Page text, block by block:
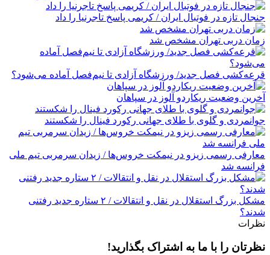
جنجال تازه در فوتبال ایران / کریمی پاسخ تاجرنیا را داد
زمان دربی تهران مشخص شد
قرعه‎‌کشی فصل جدید/ ورزشگاه آزادی تا نیم‌فصل آماده می‌شود؟
آخرین وضعیت ریکاردو آلوز در سپاهان
جوانمردی و گلوی با طلای جهانی رکورد فینال را شکستند
معارفی رسمی زیزو در نیمکت خروس‌ها / زیدان سرمربی تیم ملی
فرانسه شد
مشکل بزرگ استقلال در نقل و انتقالات / ۲ ستاره جدید رفتنی
شدند؟
نظرات
نظرتان را با ما به اشتراک بگذارید!